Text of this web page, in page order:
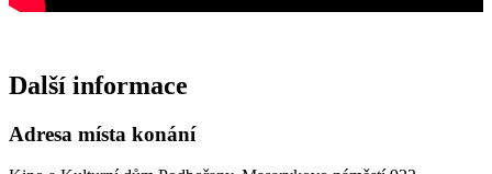
Další informace
Adresa místa konání